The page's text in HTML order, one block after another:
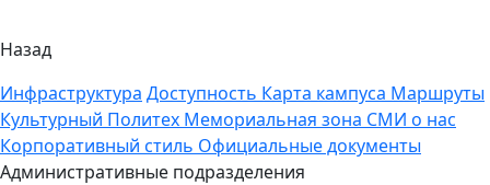
Назад
Инфраструктура Доступность Карта кампуса Маршруты
Культурный Политех Мемориальная зона СМИ о нас
Корпоративный стиль Официальные документы
Административные подразделения